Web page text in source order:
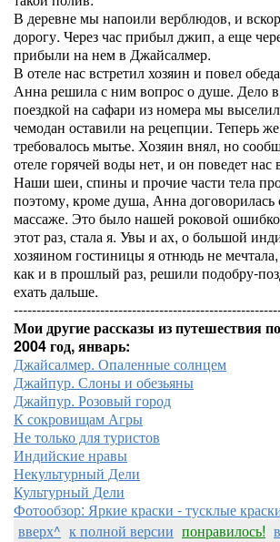
В деревне мы напоили верблюдов, и
дорогу. Через час прибыл джип, а еще
прибыли на нем в Джайсалмер.
В отеле нас встретил хозяин и повел
Анна решила с ним вопрос о душе. Дело
поездкой на сафари из номера мы
чемодан оставили на рецепции. Теперь
требовалось мытье. Хозяин внял, но
отеле горячей воды нет, и он поведет нас
Наши шеи, спины и прочие части тела
поэтому, кроме душа, Анна договорилась
массаже. Это было нашей роковой
этот раз, стала я. Увы и ах, о большой
хозяином гостиницы я отнюдь не
как и в прошлый раз, решили подобру-
ехать дальше.
Мои другие рассказы из путешествия
2004 год, январь:
Джайсалмер. Опаленные солнцем
Джайпур. Слоны и обезьяны
Джайпур. Розовый город
К сокровищам Агры
Не только для туристов
Индийские нравы
Некультурный Дели
Культурный Дели
Фотообзор: Яркие краски - тусклые
вверх^ к полной версии понравилось!